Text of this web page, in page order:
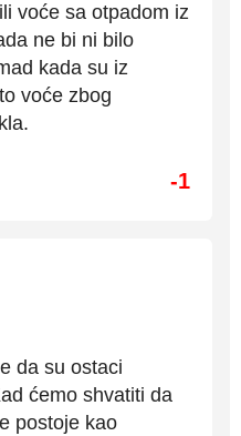
voće sa otpadom iz
ne bi ni bilo
kada su iz
voće zbog
-1
da su ostaci
ćemo shvatiti da
postoje kao